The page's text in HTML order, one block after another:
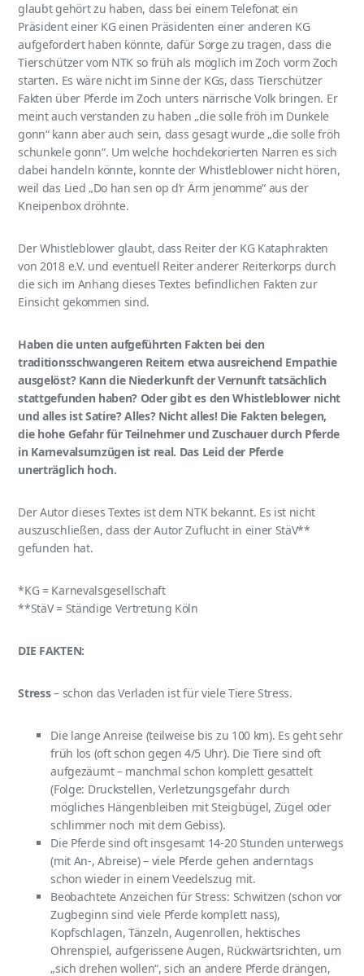
glaubt gehört zu haben, dass bei einem Telefonat ein
Präsident einer KG einen Präsidenten einer anderen KG
aufgefordert haben könnte, dafür Sorge zu tragen, dass die
Tierschützer vom NTK so früh als möglich im Zoch vorm Zoch
starten. Es wäre nicht im Sinne der KGs, dass Tierschützer
Fakten über Pferde im Zoch unters närrische Volk bringen. Er
meint auch verstanden zu haben „die solle fröh im Dunkele
gonn“ kann aber auch sein, dass gesagt wurde „die solle fröh
schunkele gonn“. Um welche hochdekorierten Narren es sich
dabei handeln könnte, konnte der Whistleblower nicht hören,
weil das Lied „Do han sen op d’r Ärm jenomme“ aus der
Kneipenbox dröhnte.
Der Whistleblower glaubt, dass Reiter der KG Kataphrakten
von 2018 e.V. und eventuell Reiter anderer Reiterkorps durch
die sich im Anhang dieses Textes befindlichen Fakten zur
Einsicht gekommen sind.
Haben die unten aufgeführten Fakten bei den
traditionsschwangeren Reitern etwa ausreichend Empathie
ausgelöst? Kann die Niederkunft der Vernunft tatsächlich
stattgefunden haben? Oder gibt es den Whistleblower nicht
und alles ist Satire? Alles? Nicht alles! Die Fakten belegen,
die hohe Gefahr für Teilnehmer und Zuschauer durch Pferde
in Karnevalsumzügen ist real. Das Leid der Pferde
unerträglich hoch.
Der Autor dieses Textes ist dem NTK bekannt. Es ist nicht
auszuschließen, dass der Autor Zuflucht in einer StäV**
gefunden hat.
*KG = Karnevalsgesellschaft
**StäV = Ständige Vertretung Köln
DIE FAKTEN:
Stress– schon das Verladen ist für viele Tiere Stress.
Die lange Anreise (teilweise bis zu 100 km). Es geht sehr
früh los (oft schon gegen 4/5 Uhr). Die Tiere sind oft
aufgezäumt – manchmal schon komplett gesattelt
(Folge: Druckstellen, Verletzungsgefahr durch
mögliches Hängenbleiben mit Steigbügel, Zügel oder
schlimmer noch mit dem Gebiss).
Die Pferde sind oft insgesamt 14-20 Stunden unterwegs
(mit An-, Abreise) – viele Pferde gehen anderntags
schon wieder in einem Veedelszug mit.
Beobachtete Anzeichen für Stress: Schwitzen (schon vor
Zugbeginn sind viele Pferde komplett nass),
Kopfschlagen, Tänzeln, Augenrollen, hektisches
Ohrenspiel, aufgerissene Augen, Rückwärtsrichten, um
„sich drehen wollen“, sich an andere Pferde drängen,